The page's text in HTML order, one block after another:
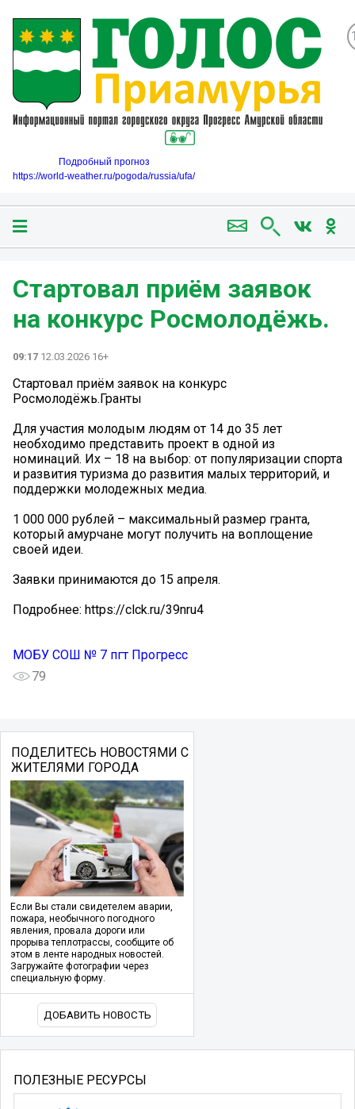
Подробный прогноз
https://world-weather.ru/pogoda/russia/ufa/
Стартовал приём заявок
на конкурс Росмолодёжь.
09:17 12.03.2026 16+
Стартовал приём заявок на конкурс
Росмолодёжь.Гранты
Для участия молодым людям от 14 до 35 лет
необходимо представить проект в одной из
номинаций. Их – 18 на выбор: от популяризации спорта
и развития туризма до развития малых территорий, и
поддержки молодежных медиа.
1 000 000 рублей – максимальный размер гранта,
который амурчане могут получить на воплощение
своей идеи.
Заявки принимаются до 15 апреля.
Подробнее: https://clck.ru/39nru4
МОБУ СОШ № 7 пгт Прогресс
79
ПОДЕЛИТЕСЬ НОВОСТЯМИ С
ЖИТЕЛЯМИ ГОРОДА
Если Вы стали свидетелем аварии,
пожара, необычного погодного
явления, провала дороги или
прорыва теплотрассы, сообщите об
этом в ленте народных новостей.
Загружайте фотографии через
специальную форму.
ДОБАВИТЬ НОВОСТЬ
ПОЛЕЗНЫЕ РЕСУРСЫ